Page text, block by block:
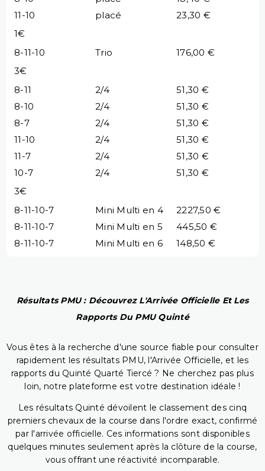
11-10
placé
23,30 €
1€
8-11-10
Trio
176,00 €
3€
8-11
2/4
51,30 €
8-10
2/4
51,30 €
8-7
2/4
51,30 €
11-10
2/4
51,30 €
11-7
2/4
51,30 €
10-7
2/4
51,30 €
3€
8-11-10-7
Mini Multi en 4
2227,50 €
8-11-10-7
Mini Multi en 5
445,50 €
8-11-10-7
Mini Multi en 6 148,50 €
Résultats PMU : Découvrez L'Arrivée Officielle Et Les
Rapports Du PMU Quinté
Vous êtes à la recherche d'une source fiable pour consulter
rapidement les résultats PMU, l'Arrivée Officielle, et les
rapports du Quinté Quarté Tiercé ? Ne cherchez pas plus
loin, notre plateforme est votre destination idéale !
Les résultats Quinté dévoilent le classement des cinq
premiers chevaux de la course dans l'ordre exact, confirmé
par l'arrivée officielle. Ces informations sont disponibles
quelques minutes seulement après la clôture de la course,
vous offrant une réactivité incomparable.